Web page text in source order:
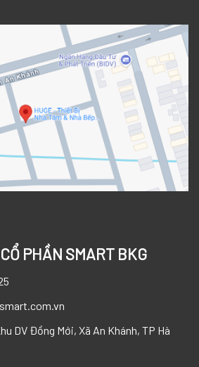
PHẦN SMART BKG
DV Đồng Mới, Xã An Khánh, TP Hà